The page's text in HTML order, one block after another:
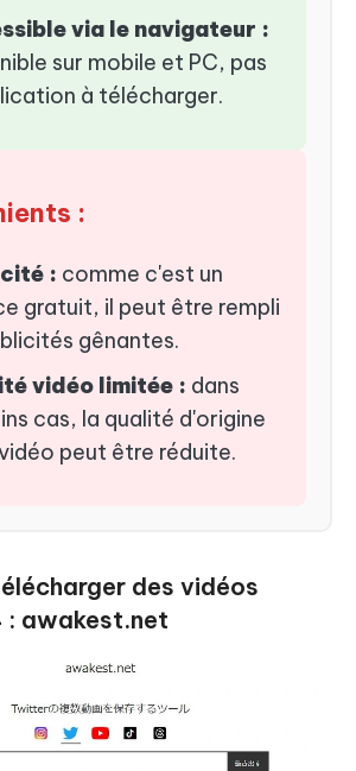
via le navigateur :
sur mobile et PC, pas
à télécharger.
:
: comme c'est un
gratuit, il peut être rempli
gênantes.
vidéo limitée : dans
cas, la qualité d'origine
peut être réduite.
des vidéos
: awakest.net